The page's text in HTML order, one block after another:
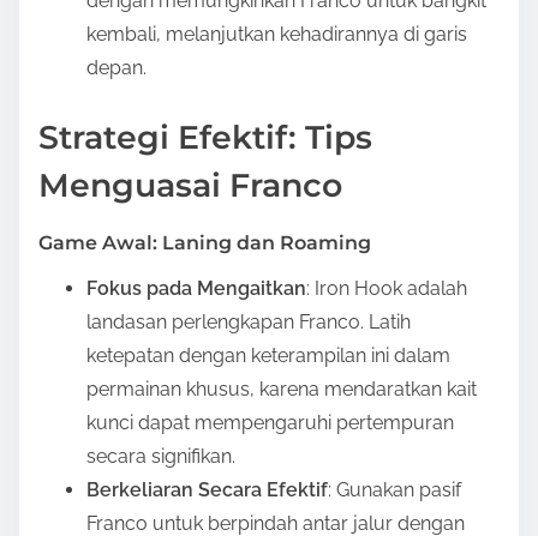
kembali, melanjutkan kehadirannya di garis
depan.
Strategi Efektif: Tips
Menguasai Franco
Game Awal: Laning dan Roaming
Fokus pada Mengaitkan: Iron Hook adalah
landasan perlengkapan Franco. Latih
ketepatan dengan keterampilan ini dalam
permainan khusus, karena mendaratkan kait
kunci dapat mempengaruhi pertempuran
secara signifikan.
Berkeliaran Secara Efektif: Gunakan pasif
Franco untuk berpindah antar jalur dengan